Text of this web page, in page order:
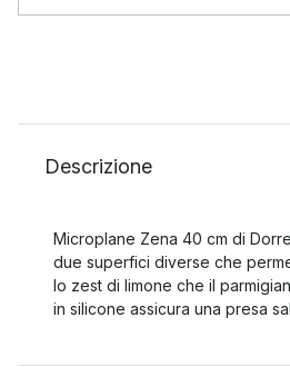
Descrizione
Microplane Zena 40 cm di
due superfici diverse che
lo zest di limone che il
in silicone assicura una presa